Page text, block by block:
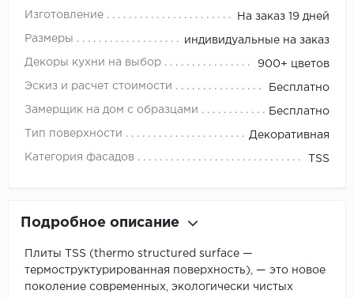
Изготовление На заказ 19 дней
Размеры индивидуальные на заказ
Декоры кухни на выбор 900+ цветов
Эскиз и расчет стоимости Бесплатно
Замерщик на дом с образцами Бесплатно
Тип поверхности Декоративная
Категория фасадов TSS
Подробное описание
Плиты TSS (thermo structured surface —
термоструктурированная поверхность), — это новое
поколение современных, экологически чистых